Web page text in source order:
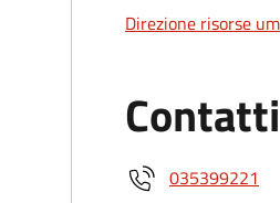
Direzione risorse
Contatti
035399221